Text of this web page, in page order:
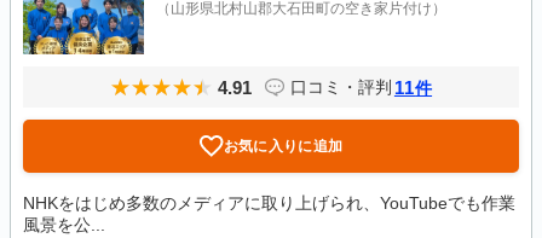
（山形県北村山郡大石田町の空き家片付け）
4.91 口コミ・評判 11件
お気に入りに追加
NHKをはじめ多数のメディアに取り上げられ、YouTubeでも作業
風景を公...